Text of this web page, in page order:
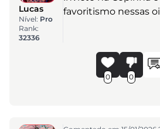
Lucas
Nível: Pro
Rank:
32336
favoritismo nessas
0 0